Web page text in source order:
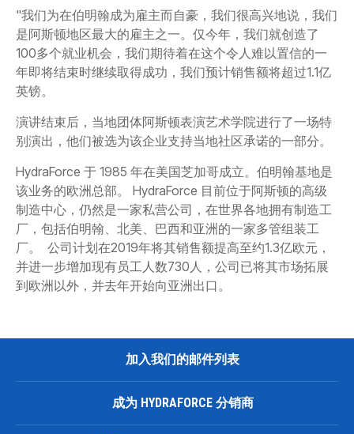
"我们为在伯明翰成为雇主而自豪，我们很高兴地说，我们
是阿斯顿地区最大的雇主之一。仅今年，我们就创造了
100多个就业机会，我们期待着在这个令人难以置信的一
年即将结束时继续取得成功，我们预计销售额将超过1.1亿
英镑。
演讲结束后，当地团体阿斯顿表演艺术学院进行了一场特
别演出，他们被选为该企业支持当地社区承诺的一部分。
HydraForce 于 1985 年在美国芝加哥成立。伯明翰基地是
该业务的欧洲总部。 HydraForce 目前位于阿斯顿的高级
制造中心，仍然是一家私营公司，在世界各地拥有制造工
厂，包括伯明翰、北美、巴西和亚洲的一家多管组装工
厂。 公司计划在2019年将其销售额提高至约1.3亿欧元，
并进一步增加现有员工人数730人，公司已将其市场拓展
到欧洲以外，并去年开始向亚洲出口。
加入我们的邮件列表
成为 HYDRAFORCE 分销商